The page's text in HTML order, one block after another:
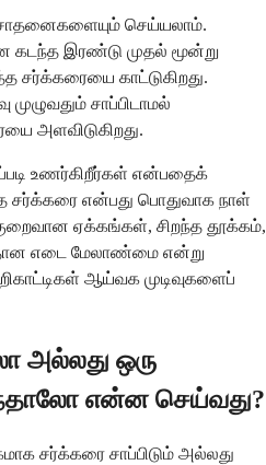
செய்யலாம்.
இரண்டு முதல் மூன்று
சர்க்கரையை காட்டுகிறது.
சாப்பிடாமல்
அளவிடுகிறது.
உணர்கிறீர்கள் என்பதைக்
சர்க்கரை என்பது பொதுவாக நாள்
ஏக்கங்கள், சிறந்த தூக்கம்,
எடை மேலாண்மை என்று
ஆய்வக முடிவுகளைப்
அல்லது ஒரு
என்ன செய்வது?
சர்க்கரை சாப்பிடும் அல்லது